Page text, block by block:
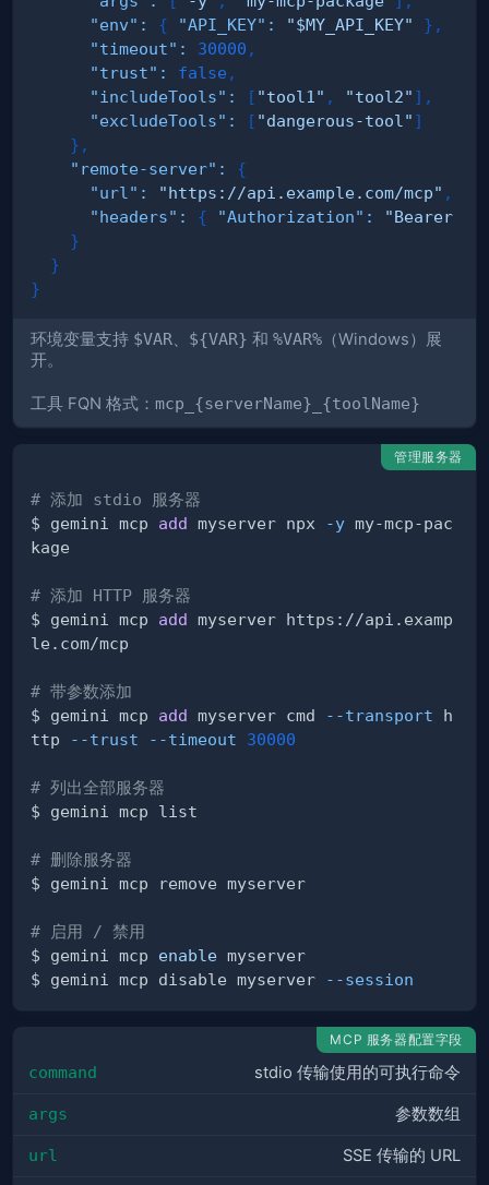
"env" : { "API_KEY" : "$MY_API_KEY" } ,
"timeout" : 30000 ,
"trust" : false ,
"includeTools" : [ "tool1" , "tool2" ] ,
"excludeTools" : [ "dangerous-tool" ]
} ,
"remote-server" :
{
"url" : "https://api.example.com/mcp" ,
"headers" : { "Authorization" :
"Bearer
}
}
}
环境变量支持 $VAR、 ${VAR} 和 %VAR% （Windows）展
开。
工具 FQN 格式： mcp_{serverName}_{toolName}
管理服务器
# 添加 stdio 服务器
$ gemini mcp add myserver npx -y my-mcp-pac
# 添加 HTTP 服务器
$ gemini mcp add myserver https://api.examp
# 带参数添加
$ gemini mcp add myserver cmd --transport h
ttp
--trust --timeout 30000
# 列出全部服务器
# 删除服务器
# 启用 / 禁用
$ gemini mcp enable
$ gemini mcp disable myserver
--session
MCP 服务器配置字段
command stdio 传输使用的可执行命令
args 参数数组
url SSE 传输的 URL